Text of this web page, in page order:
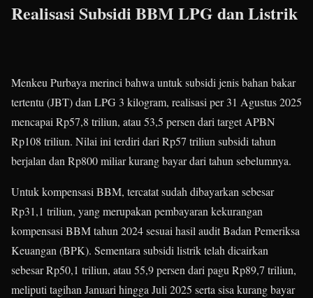
Realisasi Subsidi BBM LPG dan Listrik
Menkeu Purbaya merinci bahwa untuk subsidi jenis bahan bakar
tertentu (JBT) dan LPG 3 kilogram, realisasi per 31 Agustus 2025
mencapai Rp57,8 triliun, atau 53,5 persen dari target APBN
Rp108 triliun. Nilai ini terdiri dari Rp57 triliun subsidi tahun
berjalan dan Rp800 miliar kurang bayar dari tahun sebelumnya.
Untuk kompensasi BBM, tercatat sudah dibayarkan sebesar
Rp31,1 triliun, yang merupakan pembayaran kekurangan
kompensasi BBM tahun 2024 sesuai hasil audit Badan Pemeriksa
Keuangan (BPK). Sementara subsidi listrik telah dicairkan
sebesar Rp50,1 triliun, atau 55,9 persen dari pagu Rp89,7 triliun,
meliputi tagihan Januari hingga Juli 2025 serta sisa kurang bayar